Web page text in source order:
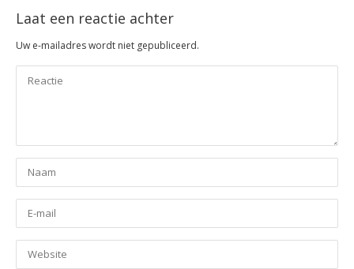
Laat een reactie achter
Uw e-mailadres wordt niet gepubliceerd.